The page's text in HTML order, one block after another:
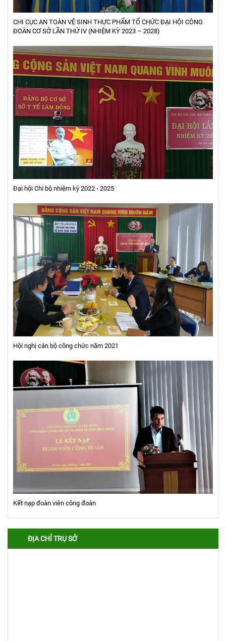
CHI CỤC AN TOÀN VỆ SINH THỰC PHẨM TỔ CHỨC ĐẠI HỘI CÔNG
ĐOÀN CƠ SỞ LẦN THỨ IV (NHIỆM KỲ 2023 – 2028)
Đại hội Chi bộ nhiệm kỳ 2022 - 2025
Hội nghị cán bộ công chức năm 2021
Kết nạp đoàn viên công đoàn
ĐỊA CHỈ TRỤ SỞ